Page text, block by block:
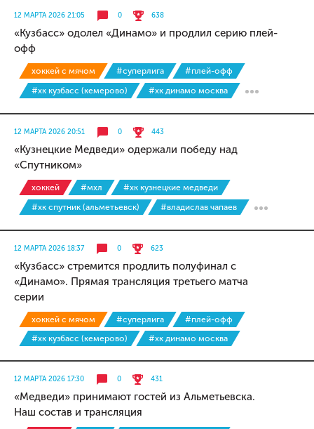
12 МАРТА 2026 21:05 0 638
«Кузбасс» одолел «Динамо» и продлил серию плей-
офф
хоккей с мячом #суперлига
#плей-офф
#хк кузбасс (кемерово)
#хк динамо москва
12 МАРТА 2026 20:51 0 443
«Кузнецкие Медведи» одержали победу над
«Спутником»
хоккей #мхл
#хк кузнецкие медведи
#хк спутник (альметьевск)
#владислав чапаев
12 МАРТА 2026 18:37 0 623
«Кузбасс» стремится продлить полуфинал с
«Динамо». Прямая трансляция третьего матча
серии
хоккей с мячом #суперлига
#плей-офф
#хк кузбасс (кемерово)
#хк динамо москва
12 МАРТА 2026 17:30 0 431
«Медведи» принимают гостей из Альметьевска.
Наш состав и трансляция